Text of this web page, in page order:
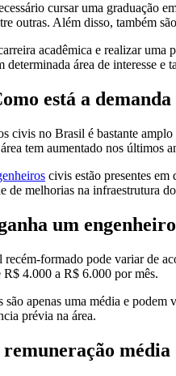
cursar uma graduação
outras. Além disso, também
acadêmica e realizar
área de interesse
está a
civis no Brasil é bastante amplo
tem aumentado nos últimos
civis estão presentes
de melhorias na infraestrutura
um
formado pode variar de
4.000 a R$ 6.000 por mês.
são apenas uma média e
prévia na área.